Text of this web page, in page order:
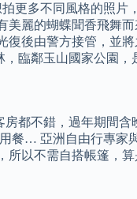
更多不同風格的照
麗的蝴蝶聞香飛舞
後由警方接管，並
臨鄰玉山國家公園，
都不錯，過年期間
餐… 亞洲自由行專家
以不需自搭帳篷，算